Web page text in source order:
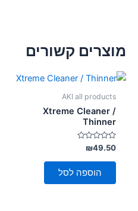
מוצרים קשורים
AKI all products
Xtreme Cleaner /
Thinner
דורג
0
מתוך
₪49.50
הוספה לסל